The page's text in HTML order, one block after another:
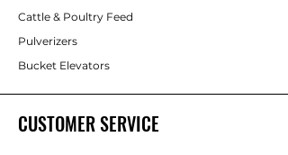
Cattle & Poultry Feed
Pulverizers
Bucket Elevators
CUSTOMER SERVICE